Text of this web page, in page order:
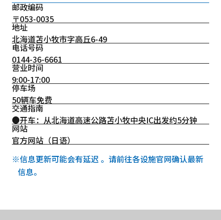
邮政编码
〒053-0035
地址
北海道苫小牧市字高丘6-49
电话号码
0144-36-6661
营业时间
9:00-17:00
停车场
50辆车免费
交通指南
●开车：从北海道高速公路苫小牧中央IC出发约5分钟
网站
官方网站（日语）
※信息更新可能会有延迟 。请前往各设施官网确认最新
信息。